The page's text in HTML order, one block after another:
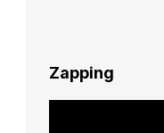
Zapping